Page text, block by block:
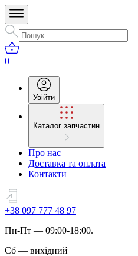
0
Увійти
Каталог запчастин
Про нас
Доставка та оплата
Контакти
+38 097 777 48 97
Пн-Пт — 09:00-18:00.
Сб — вихідний